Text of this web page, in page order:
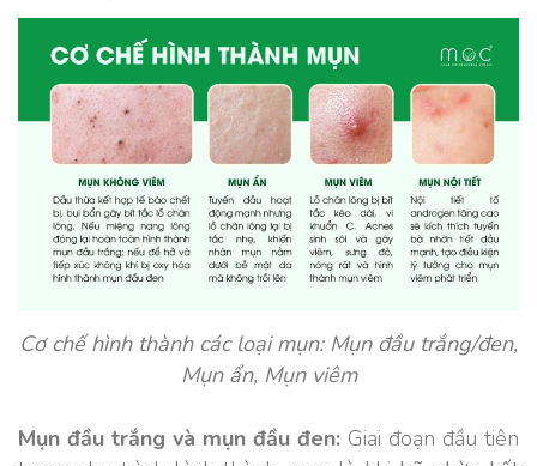
Cơ chế hình thành các loại mụn: Mụn đầu trắng/đen,
Mụn ẩn, Mụn viêm
Mụn đầu trắng và mụn đầu đen: Giai đoạn đầu tiên